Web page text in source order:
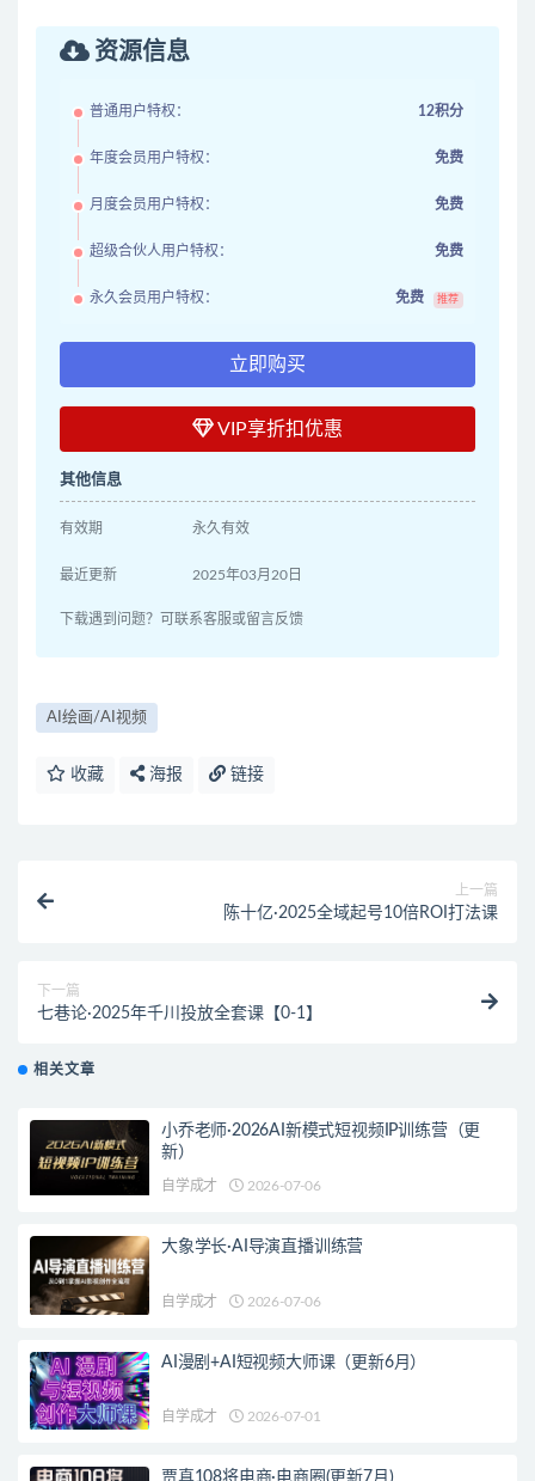
资源信息
普通用户特权： 12积分
年度会员用户特权： 免费
月度会员用户特权： 免费
超级合伙人用户特权： 免费
永久会员用户特权： 免费 推荐
立即购买
VIP享折扣优惠
其他信息
有效期 永久有效
最近更新 2025年03月20日
下载遇到问题？可联系客服或留言反馈
AI绘画/AI视频
收藏 海报 链接
上一篇
陈十亿·2025全域起号10倍ROI打法课
下一篇
七巷论·2025年千川投放全套课【0-1】
相关文章
小乔老师·2026AI新模式短视频IP训练营（更
新）
自学成才 2026-07-06
大象学长·AI导演直播训练营
自学成才 2026-07-06
AI漫剧+AI短视频大师课（更新6月）
自学成才 2026-07-01